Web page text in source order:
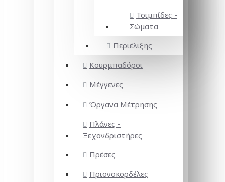
Τσιμπίδες -
Σώματα
Περιέλιξης
Κουρμπαδόροι
Μέγγενες
Όργανα Μέτρησης
Πλάνες -
Ξεχονδριστήρες
Πρέσες
Πριονοκορδέλες